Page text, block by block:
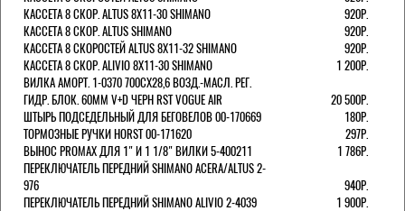
КАССЕТА 8 СКОР. ALTUS 8Х11-30 SHIMANO
920Р.
КАССЕТА 8 СКОР. ALTUS SHIMANO
920Р.
КАССЕТА 8 СКОРОСТЕЙ ALTUS 8Х11-32 SHIMANO
920Р.
КАССЕТА 8 СКОР. ALIVIO 8Х11-30 SHIMANO
1 200Р.
ВИЛКА АМОРТ. 1-0370 700СХ28,6 ВОЗД.-МАСЛ. РЕГ.
ГИДР. БЛОК. 60ММ V+D ЧЕРН RST VOGUE AIR
20 500Р.
ШТЫРЬ ПОДСЕДЕЛЬНЫЙ ДЛЯ БЕГОВЕЛОВ 00-170669
180Р.
ТОРМОЗНЫЕ РУЧКИ HORST 00-171620
297Р.
ВЫНОС PROMAX ДЛЯ 1" И 1 1/8" ВИЛКИ 5-400211
1 786Р.
ПЕРЕКЛЮЧАТЕЛЬ ПЕРЕДНИЙ SHIMANO ACERA/ALTUS 2-
976
940Р.
ПЕРЕКЛЮЧАТЕЛЬ ПЕРЕДНИЙ SHIMANO ALIVIO 2-4039
1 900Р.